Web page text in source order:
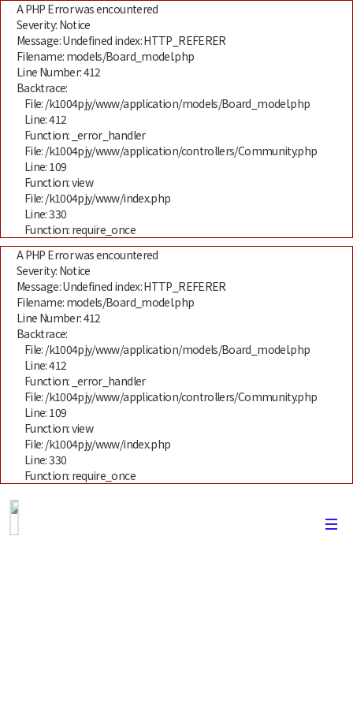
A PHP Error was encountered
Severity: Notice
Message: Undefined index: HTTP_REFERER
Filename: models/Board_model.php
Line Number: 412
Backtrace:
File: /k1004pjy/www/application/models/Board_model.php
Line: 412
Function: _error_handler
File: /k1004pjy/www/application/controllers/Community.php
Line: 109
Function: view
File: /k1004pjy/www/index.php
Line: 330
Function: require_once
A PHP Error was encountered
Severity: Notice
Message: Undefined index: HTTP_REFERER
Filename: models/Board_model.php
Line Number: 412
Backtrace:
File: /k1004pjy/www/application/models/Board_model.php
Line: 412
Function: _error_handler
File: /k1004pjy/www/application/controllers/Community.php
Line: 109
Function: view
File: /k1004pjy/www/index.php
Line: 330
Function: require_once